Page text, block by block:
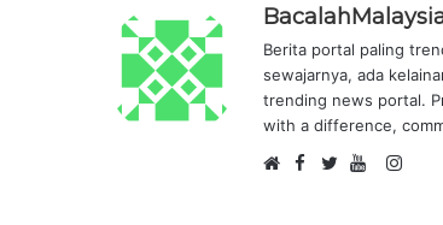
Berita portal paling
sewajarnya, ada
trending news portal.
with a difference,
F
I